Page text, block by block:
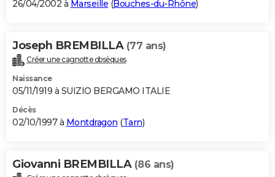
26/04/2002 à Marseille (Bouches-du-Rhône)
Joseph BREMBILLA (77 ans)
Créer une cagnotte obsèques
Naissance
05/11/1919 à SUIZIO BERGAMO ITALIE
Décès
02/10/1997 à Montdragon (Tarn)
Giovanni BREMBILLA (86 ans)